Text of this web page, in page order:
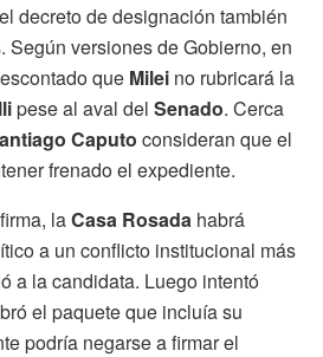
decreto de designación también
Según versiones de Gobierno, en
que Milei no rubricará la
pese al aval del Senado. Cerca
Caputo consideran que el
frenado el expediente.
laCasa Rosada habrá
a un conflicto institucional más
a la candidata. Luego intentó
el paquete que incluía su
podría negarse a firmar el